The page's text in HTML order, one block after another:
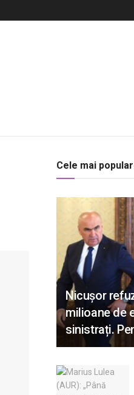
Cele mai
Nicușor
milioane de
sinistrați.
oricât e